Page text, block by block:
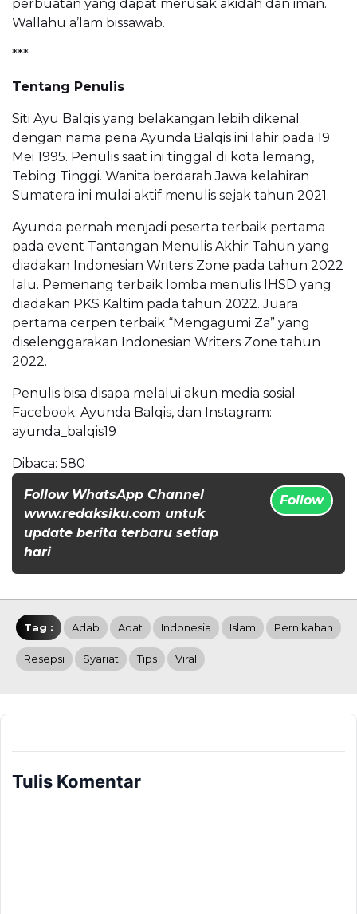
perbuatan yang dapat merusak akidah dan iman.
Wallahu a’lam bissawab.
***
Tentang Penulis
Siti Ayu Balqis yang belakangan lebih dikenal
dengan nama pena Ayunda Balqis ini lahir pada 19
Mei 1995. Penulis saat ini tinggal di kota lemang,
Tebing Tinggi. Wanita berdarah Jawa kelahiran
Sumatera ini mulai aktif menulis sejak tahun 2021.
Ayunda pernah menjadi peserta terbaik pertama
pada event Tantangan Menulis Akhir Tahun yang
diadakan Indonesian Writers Zone pada tahun 2022
lalu. Pemenang terbaik lomba menulis IHSD yang
diadakan PKS Kaltim pada tahun 2022. Juara
pertama cerpen terbaik “Mengagumi Za” yang
diselenggarakan Indonesian Writers Zone tahun
2022.
Penulis bisa disapa melalui akun media sosial
Facebook: Ayunda Balqis, dan Instagram:
ayunda_balqis19
Dibaca: 580
Follow WhatsApp Channel
www.redaksiku.com untuk
update berita terbaru setiap
hari
Follow
Tag : Adab Adat Indonesia Islam Pernikahan
Resepsi Syariat Tips Viral
Tulis Komentar